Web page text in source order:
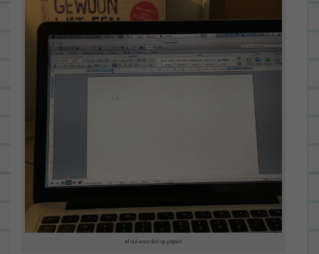
Al nul woorden op papier!